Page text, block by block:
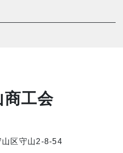
商工会
区守山2-8-54